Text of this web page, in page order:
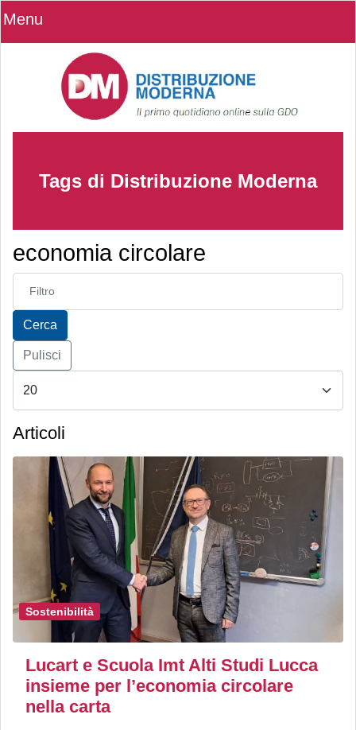
Menu
Tags di Distribuzione Moderna
economia circolare
Inserisci parte del titolo
Cerca
Pulisci
Articoli
Sostenibilità
Lucart e Scuola Imt Alti Studi Lucca
insieme per l’economia circolare
nella carta